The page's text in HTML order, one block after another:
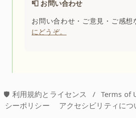
📮 お問い合わせ
お問い合わせ・ご意見・ご感想
にどうぞ。
🛡️ 利用規約とライセンス / Terms of
シーポリシー
アクセシビリティにつ